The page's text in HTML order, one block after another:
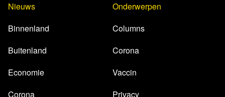
Nieuws
Binnenland
Buitenland
Economie
Corona
Onderwerpen
Columns
Corona
Vaccin
Privacy